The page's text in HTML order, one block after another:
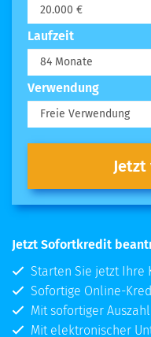
Laufzeit
Verwendung
Jetzt Sofortkredit
Starten Sie jetzt Ihre
Sofortige Online-
Mit sofortiger
Mit elektronischer